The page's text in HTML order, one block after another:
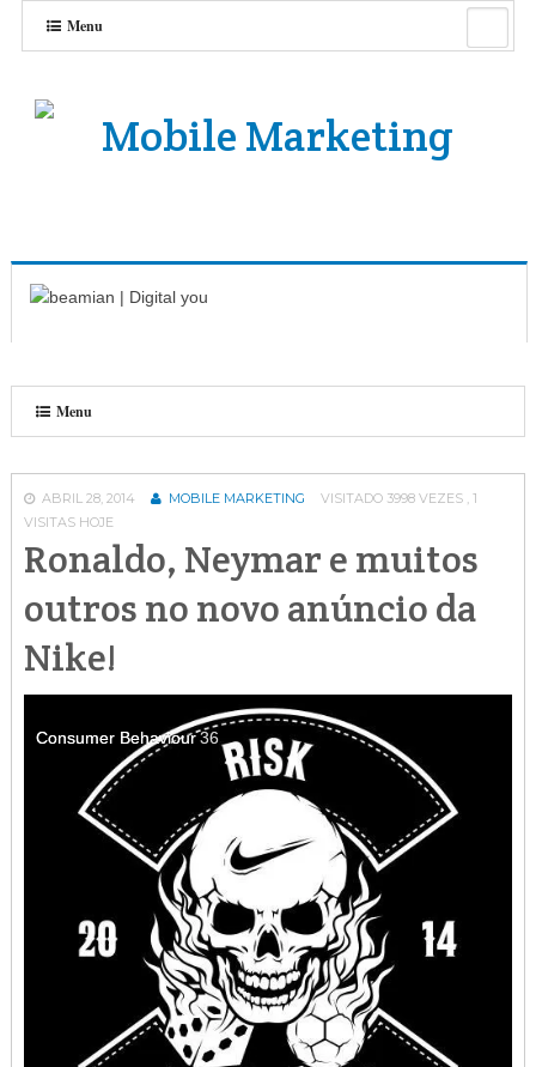
Menu
Menu
ABRIL 28, 2014 MOBILE MARKETING
VISITADO 3998 VEZES , 1
VISITAS HOJE
Ronaldo, Neymar e muitos
outros no novo anúncio da
Nike!
Consumer Behaviour36
Consumer Behaviour36